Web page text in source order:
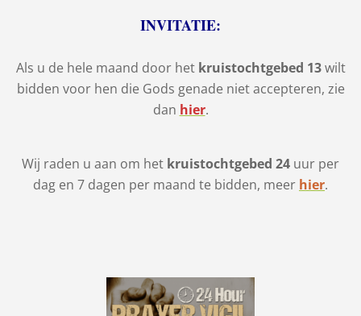
INVITATIE:
Als u de hele maand door het kruistochtgebed 13wilt
bidden voor hen die Gods genade niet accepteren, zie
dan hier.
Wij raden u aan om het kruistochtgebed 24 uur per
dag en 7 dagen per maand te bidden, meer hier.